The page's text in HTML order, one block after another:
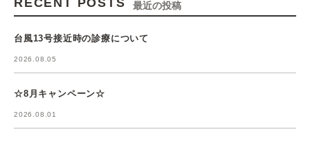
RECENT POSTS 最近の投稿
台風13号接近時の診療について
2026.08.05
☆8月キャンペーン☆
2026.08.01